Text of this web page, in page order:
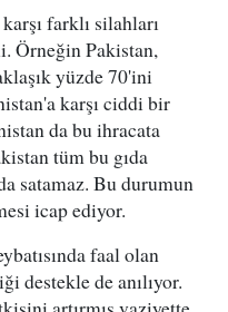
farklı silahları
Örneğin Pakistan,
yüzde 70'ini
karşı ciddi bir
da bu ihracata
tüm bu gıda
satamaz. Bu durumun
icap ediyor.
faal olan
destekle de anılıyor.